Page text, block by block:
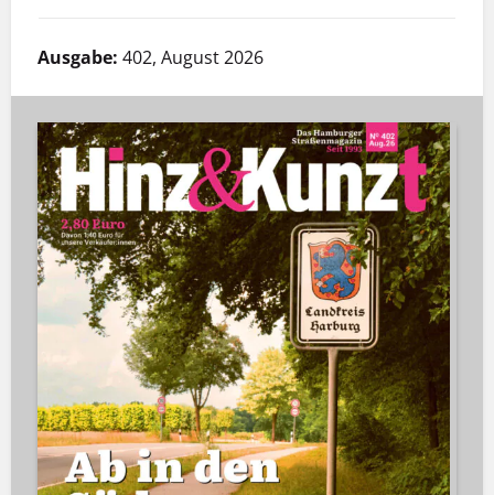
Ausgabe: 402, August 2026